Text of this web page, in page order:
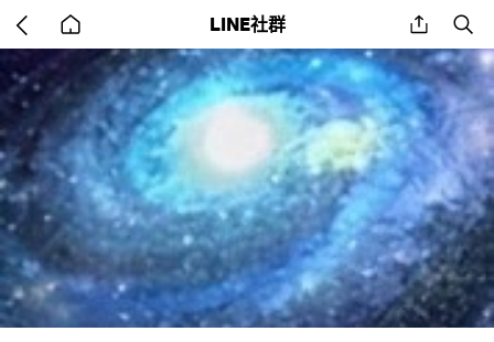
back
to
home
LINE社群 share